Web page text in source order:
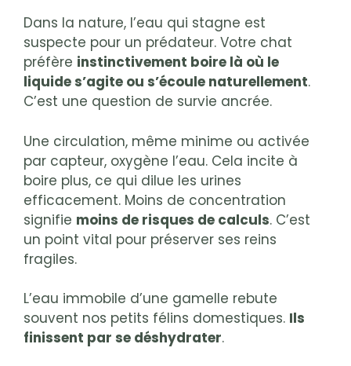
Dans la nature, l’eau qui stagne est
suspecte pour un prédateur. Votre chat
préfère instinctivement boire là où le
liquide s’agite ou s’écoule naturellement.
C’est une question de survie ancrée.
Une circulation, même minime ou activée
par capteur, oxygène l’eau. Cela incite à
boire plus, ce qui dilue les urines
efficacement. Moins de concentration
signifie moins de risques de calculs. C’est
un point vital pour préserver ses reins
fragiles.
L’eau immobile d’une gamelle rebute
souvent nos petits félins domestiques. Ils
finissent par se déshydrater.